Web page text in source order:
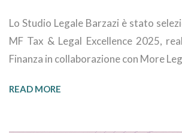
Lo Studio Legale Barzazi è stato
MF Tax & Legal Excellence 2025,
Finanza in collaborazione con More
READ MORE